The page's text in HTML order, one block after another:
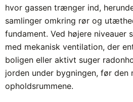
hvor gassen trænger ind,
samlinger omkring rør og
fundament. Ved højere
med mekanisk ventilation, der
boligen eller aktivt suger
jorden under bygningen, før den
opholdsrummene.